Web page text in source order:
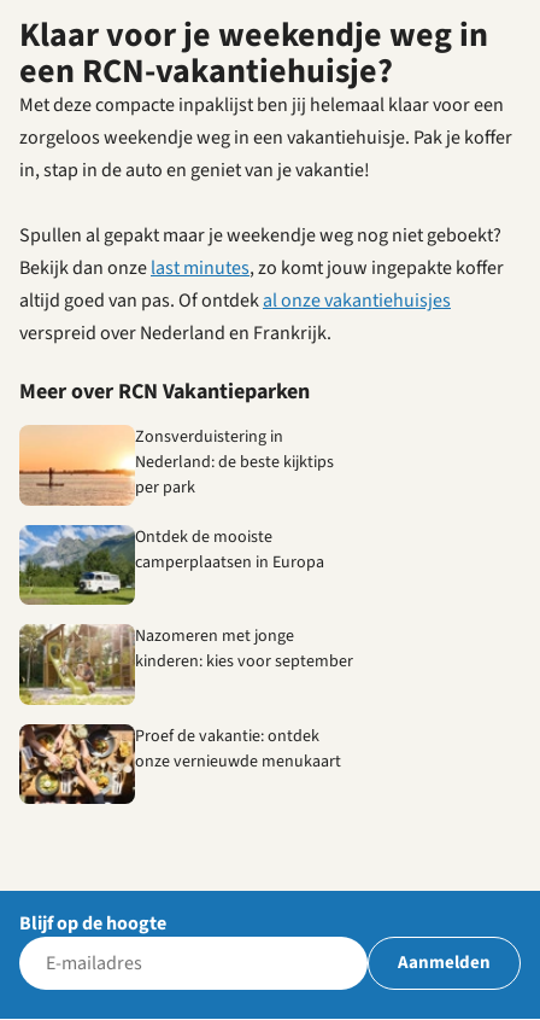
Klaar voor je weekendje weg in
een RCN-vakantiehuisje?
Met deze compacte inpaklijst ben jij helemaal klaar voor een
zorgeloos weekendje weg in een vakantiehuisje. Pak je koffer
in, stap in de auto en geniet van je vakantie!
Spullen al gepakt maar je weekendje weg nog niet geboekt?
Bekijk dan onzelast minutes, zo komt jouw ingepakte koffer
altijd goed van pas. Of ontdekal onze vakantiehuisjes
verspreid over Nederland en Frankrijk.
Meer over RCN Vakantieparken
Zonsverduistering in
Nederland: de beste kijktips
per park
Ontdek de mooiste
camperplaatsen in Europa
Nazomeren met jonge
kinderen: kies voor september
Proef de vakantie: ontdek
onze vernieuwde menukaart
Blijf op de hoogte
Aanmelden